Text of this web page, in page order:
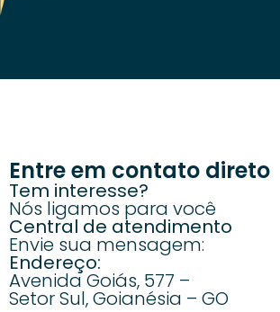
Entre em contato direto
Tem interesse?
Nós ligamos para você
Central de atendimento
Envie sua mensagem:
Endereço:
Avenida Goiás, 577 –
Setor Sul, Goianésia – GO